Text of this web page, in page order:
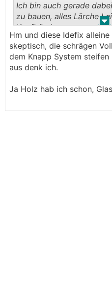
. .
Ich bin auch gerade
zu bauen, alles Lärche
Kopfbänder.
Habe mir die hier
m/ecommerce/
Und schon verbaut. Also
würdest du auch
kann ich dir einen
Glasdealer....erste
Hm und diese Idefix alleine
skeptisch, die schrägen
dem Knapp System
aus denk ich.
Ja Holz hab ich schon,